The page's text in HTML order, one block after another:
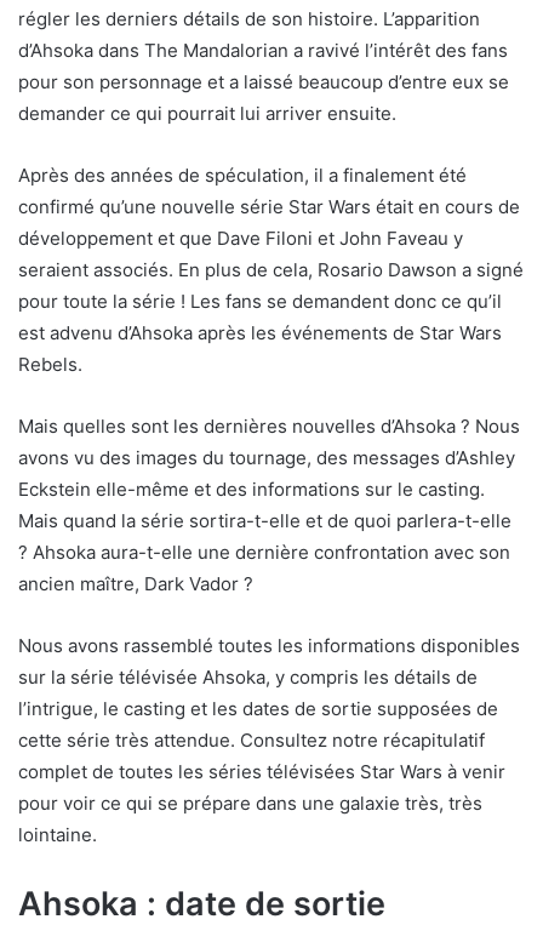
régler les derniers détails de son histoire. L’apparition
d’Ahsoka dans The Mandalorian a ravivé l’intérêt des fans
pour son personnage et a laissé beaucoup d’entre eux se
demander ce qui pourrait lui arriver ensuite.
Après des années de spéculation, il a finalement été
confirmé qu’une nouvelle série Star Wars était en cours de
développement et que Dave Filoni et John Faveau y
seraient associés. En plus de cela, Rosario Dawson a signé
pour toute la série ! Les fans se demandent donc ce qu’il
est advenu d’Ahsoka après les événements de Star Wars
Rebels.
Mais quelles sont les dernières nouvelles d’Ahsoka ? Nous
avons vu des images du tournage, des messages d’Ashley
Eckstein elle-même et des informations sur le casting.
Mais quand la série sortira-t-elle et de quoi parlera-t-elle
? Ahsoka aura-t-elle une dernière confrontation avec son
ancien maître, Dark Vador ?
Nous avons rassemblé toutes les informations disponibles
sur la série télévisée Ahsoka, y compris les détails de
l’intrigue, le casting et les dates de sortie supposées de
cette série très attendue. Consultez notre récapitulatif
complet de toutes les séries télévisées Star Wars à venir
pour voir ce qui se prépare dans une galaxie très, très
lointaine.
Ahsoka : date de sortie